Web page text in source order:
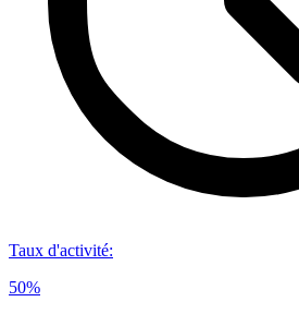
Taux d'activité:
50%